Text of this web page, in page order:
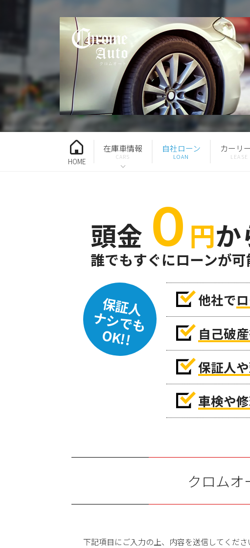
HOME
在庫車情報 自社ローン カーリ
頭金 ０ 円か
誰でもすぐにローンが
保証人
ナシでも
OK!!
他社で
自己破
保証人
車検や
クロム
下記項目にご入力の上、内容を送信してくださ